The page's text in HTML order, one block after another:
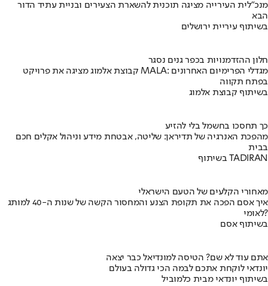
מנכ"לית העירייה מציגה תוכנית להשארת הצעירים ובניית עתיד הדור
הבא
בשיתוף עיריית ירושלים
חלון ההזדמנויות בכפר גנים נסגר
קבוצת אלמוג מציגה את פרויקט MALA: מגדלי הפרימיום האחרונים
בפתח תקווה
בשיתוף קבוצת אלמוג
כך תחסכו בחשמל בלי להזיע
מהפכת האנרגיה של תדיראן: שליטה, אבטחת מידע וניהול אקלים חכם
בבית
בשיתוף TADIRAN
מאחורי הקלעים של הטעם הישראלי
איך אסם הפכה את תקופת הצנע והמחסור הקשה של שנות ה-40 למותג
לאומי?
בשיתוף אסם
אתם עוד לא שם? הטיסה למונדיאל כבר יצאה
יונדאי לוקחת אתכם לבמה הכי גדולה בעולם
בשיתוף יונדאי מבית כלמוביל